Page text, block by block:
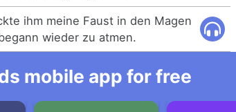
ihm meine Faust in den Magen
wieder zu atmen.
mobile app for free